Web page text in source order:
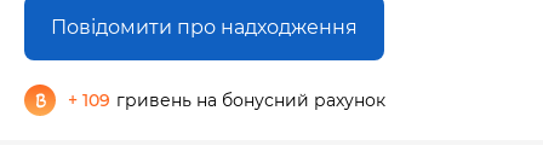
Повідомити про надходження
+ 109 гривень на бонусний рахунок